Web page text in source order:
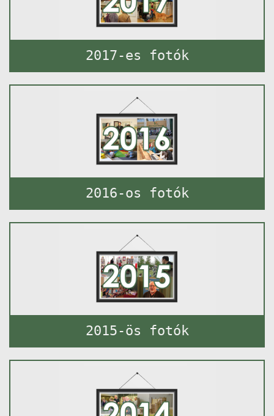
2017-es fotók
2016-os fotók
2015-ös fotók